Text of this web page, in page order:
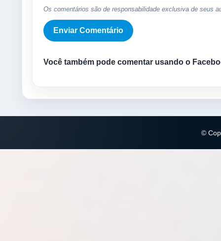
Os comentários são de responsabilidade exclusiva de seus
Você também pode comentar usando o
©